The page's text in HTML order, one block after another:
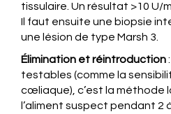
tissulaire. Un résultat >10 U/
Il faut ensuite une biopsie
une lésion de type Marsh 3.
Élimination et réintroduction
testables (comme la
cœliaque), c’est la méthode
l’aliment suspect pendant 2